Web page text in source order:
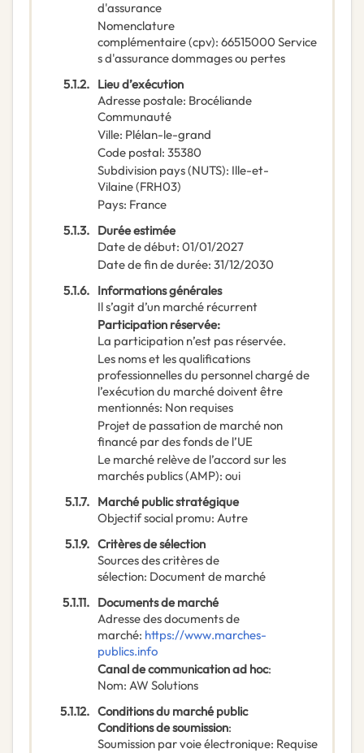
d'assurance
Nomenclature
complémentaire(cpv): 66515000 Service
s d'assurance dommages ou pertes
5.1.2. Lieu d’exécution
Adresse postale: Brocéliande
Communauté
Ville: Plélan-le-grand
Code postal: 35380
Subdivision pays (NUTS): Ille-et-
Vilaine(FRH03)
Pays: France
5.1.3. Durée estimée
Date de début: 01/01/2027
Date de fin de durée: 31/12/2030
5.1.6. Informations générales
Il s’agit d’un marché récurrent
Participation réservée:
La participation n’est pas réservée.
Les noms et les qualifications
professionnelles du personnel chargé de
l’exécution du marché doivent être
mentionnés: Non requises
Projet de passation de marché non
financé par des fonds de l’UE
Le marché relève de l’accord sur les
marchés publics (AMP): oui
5.1.7. Marché public stratégique
Objectif social promu: Autre
5.1.9. Critères de sélection
Sources des critères de
sélection: Document de marché
5.1.11. Documents de marché
Adresse des documents de
marché: https://www.marches-
publics.info
Canal de communication ad hoc:
Nom: AW Solutions
5.1.12. Conditions du marché public
Conditions de soumission:
Soumission par voie électronique: Requise